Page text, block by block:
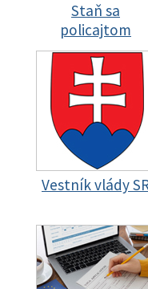
Staň sa
policajtom
Vestník vlády